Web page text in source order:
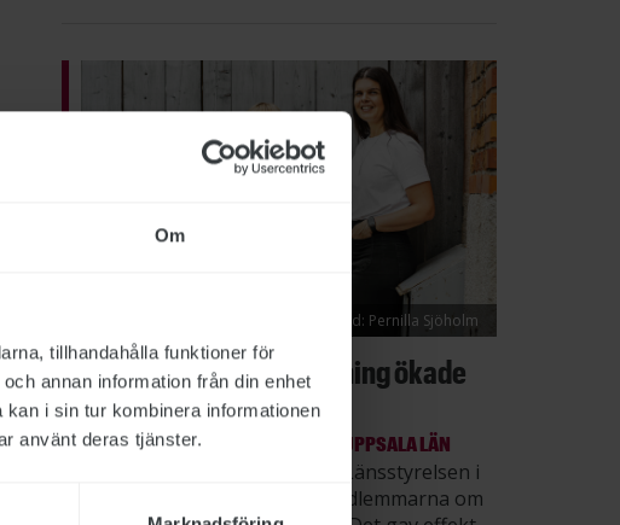
Om
tillhandahålla funktioner för
annan information från din enhet
i sin tur kombinera informationen
använt deras tjänster.
Bild: Pernilla Sjöholm
Utbildning om lönebildning ökade
kunskaperna
SÅ GJORDE VI: LÄNSSTYRELSEN I UPPSALA LÄN
Våren 2025 satsade ST inom Länsstyrelsen i
Uppsala län på att utbilda medlemmarna om